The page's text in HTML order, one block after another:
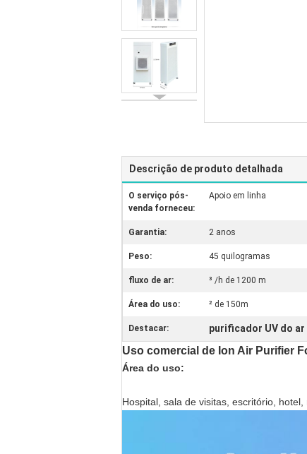
Descrição de produto detalhada
O serviço pós-
venda forneceu:
Apoio em linha
Garantia: 2 anos
Peso: 45 quilogramas
fluxo de ar: ³ /h de 1200 m
Área do uso: ² de 150m
Destacar: purificador UV do ar
Uso comercial de Ion Air Purifier
Área do uso:
Hospital, sala de visitas, escritório,